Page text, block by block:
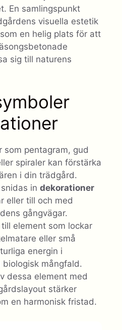
En samlingspunkt
visuella estetik
en helig plats för att
sig till naturens
som pentagram, gud
spiraler kan förstärka
i din trädgård.
in dekorationer
eller till och med
gångvägar.
element som lockar
eller små
energin i
mångfald.
dessa element med
stärker
en harmonisk fristad.